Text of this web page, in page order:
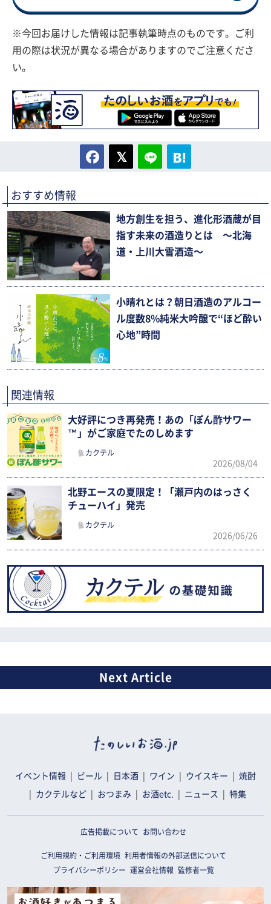
※今回お届けした情報は記事執筆時点のものです。ご利
用の際は状況が異なる場合がありますのでご注意くださ
い。
おすすめ情報
地方創生を担う、進化形酒蔵が目
指す未来の酒造りとは 〜北海
道・上川大雪酒造〜
小晴れとは？朝日酒造のアルコー
ル度数8%純米大吟醸で“ほど酔い
心地”時間
関連情報
大好評につき再発売！あの「ぽん酢サワー
™」がご家庭でたのしめます
カクテル
2026/08/04
北野エースの夏限定！「瀬戸内のはっさく
チューハイ」発売
カクテル
2026/06/26
イベント情報 ビール 日本酒 ワイン ウイスキー 焼酎
カクテルなど おつまみ お酒etc. ニュース 特集
広告掲載について お問い合わせ
ご利用規約・ご利用環境 利用者情報の外部送信について
プライバシーポリシー
運営会社情報 監修者一覧